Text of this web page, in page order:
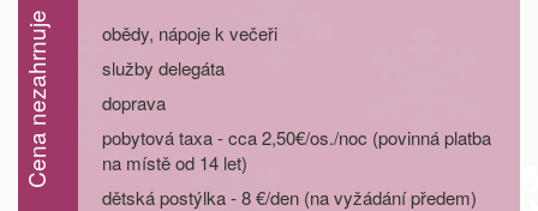
29.08. - 02.09.26 5 dní 7 400 Kč
29.08. - 03.09.26
29.08. - 05.09.26 8 dní 13 000 Kč
Cena nezahrnuje
obědy, nápoje k večeři
služby delegáta
doprava
pobytová taxa - cca 2,50€/os./noc (povinná platba
na místě od 14 let)
dětská postýlka - 8 €/den (na vyžádání předem)